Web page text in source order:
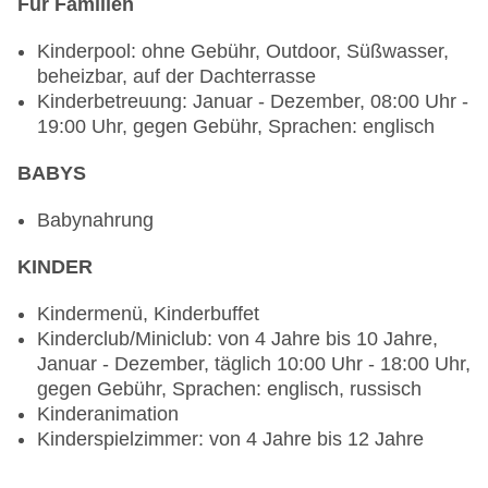
Gerichte: gegen Gebühr, Anfrage notwendig,
Kinderbuffet: gegen Gebühr, Kindermenü: gegen
Gebühr, koschere Gerichte: gegen Gebühr,
Anfrage notwendig, lactosefreie Gerichte: gegen
Gebühr, Anfrage notwendig, leichte Gerichte:
gegen Gebühr, Anfrage notwendig, vegetarische
Buffet, Dinearound, gegen Gebühr, 06:30 Uhr -
Raucherbereich, angemessene Kleidung
Restaurant „Revo Cafe“: Küche: international,
Babynahrung: gegen Gebühr, glutenfreie
Gerichte: gegen Gebühr, Kinderbuffet: gegen
Gebühr, Kindermenü: gegen Gebühr, koschere
Gerichte: gegen Gebühr, lactosefreie Gerichte:
gegen Gebühr, leichte Gerichte: gegen Gebühr,
Für Familien
Kinderpool: ohne Gebühr, Outdoor, Süßwasser,
beheizbar, auf der Dachterrasse
Kinderbetreuung: Januar - Dezember, 08:00 Uhr -
19:00 Uhr, gegen Gebühr, Sprachen: englisch
BABYS
Babynahrung
KINDER
Kindermenü, Kinderbuffet
Kinderclub/Miniclub: von 4 Jahre bis 10 Jahre,
Januar - Dezember, täglich 10:00 Uhr - 18:00 Uhr,
gegen Gebühr, Sprachen: englisch, russisch
Kinderanimation
Kinderspielzimmer: von 4 Jahre bis 12 Jahre